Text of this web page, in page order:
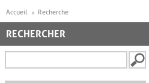
Accueil Recherche
RECHERCHER